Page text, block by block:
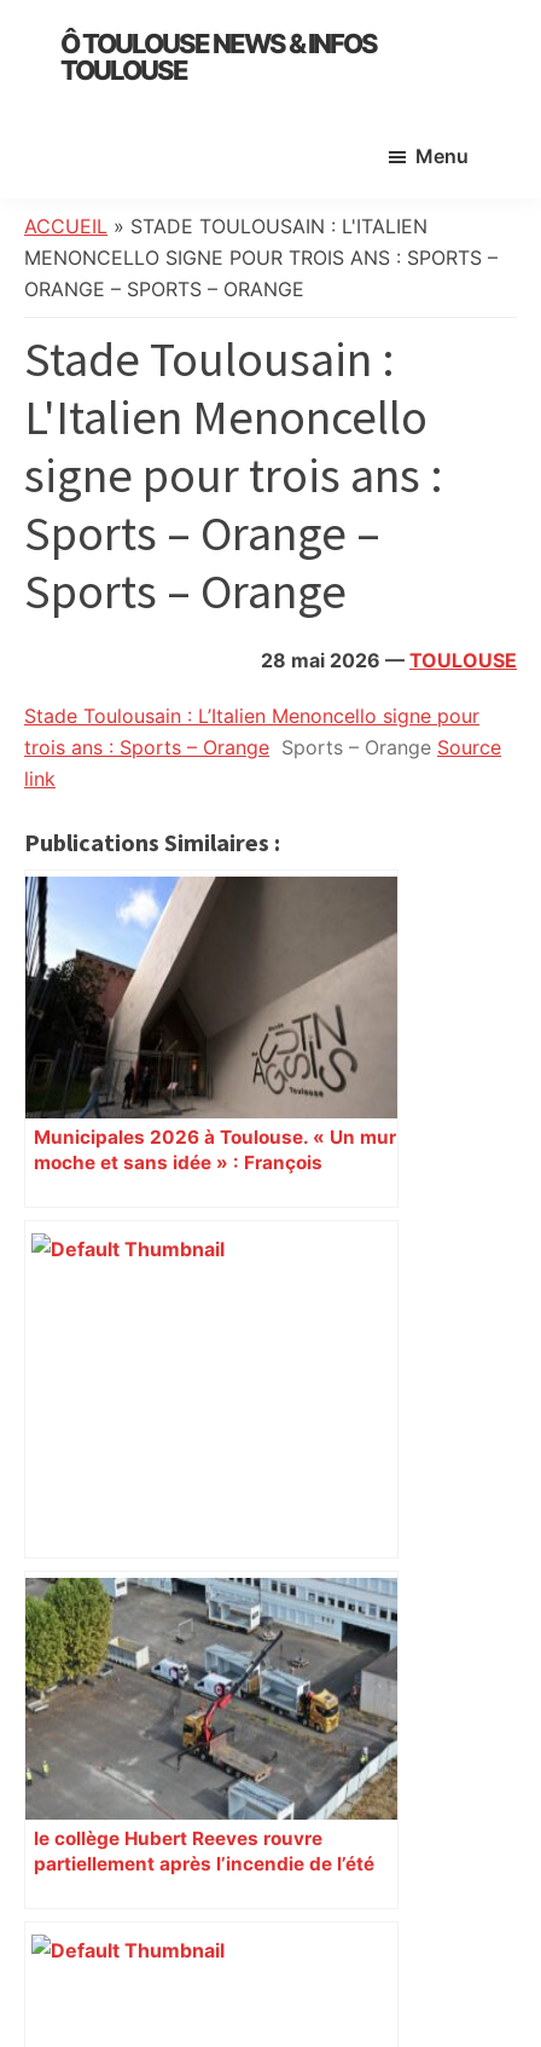
primary
Ô TOULOUSE NEWS & INFOS
TOULOUSE
:
info
locale,
culture,
politique,
météo,
divers
et
initiatives
citoyennes
Menu
ACCUEIL » STADE TOULOUSAIN : L'ITALIEN
MENONCELLO SIGNE POUR TROIS ANS : SPORTS –
ORANGE – SPORTS – ORANGE
Stade Toulousain :
L'Italien Menoncello
signe pour trois ans :
Sports – Orange –
Sports – Orange
28 mai 2026 — TOULOUSE
Stade Toulousain : L’Italien Menoncello signe pour
trois ans : Sports – Orange Sports – Orange Source
link
Publications Similaires :
Municipales 2026 à Toulouse. « Un mur
moche et sans idée » : François
Augustins
Près de Toulouse : dans cette zone
économique, un axe majeur va être
fermé en fin de soirée, voici les
déviations – Actu.fr
le collège Hubert Reeves rouvre
partiellement après l’incendie de l’été